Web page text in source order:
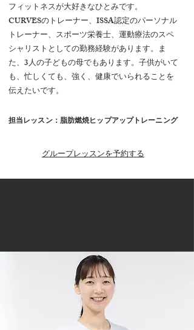
フィットネスが大好きなひとみです。
CURVESのトレーナー、ISSA認定のパーソナル
トレーナー、 スポーツ栄養士、運動療法のスペ
シャリストとしての勤務経験があります。ま
た、3人の子どもの母でもあります。 子供がいて
も、忙しくても、強く、健康でいられることを
伝えたいです。
担当レッスン：脂肪燃焼ヒップアップトレーニング
グループレッスンを予約する